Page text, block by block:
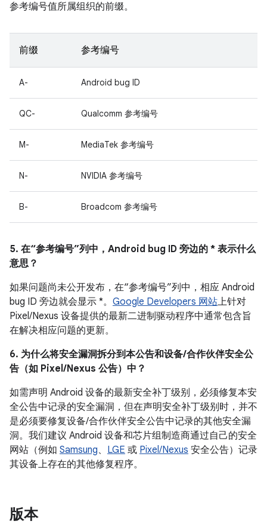
参考编号值所属组织的前缀。
前缀 参考编号
A- Android bug ID
QC- Qualcomm 参考编号
M- MediaTek 参考编号
N- NVIDIA 参考编号
B- Broadcom 参考编号
5. 在“参考编号”列中，Android bug ID 旁边的 * 表示什么
意思？
如果问题尚未公开发布，在“参考编号”列中，相应 Android
bug ID 旁边就会显示 *。 Google Developers 网站上针对
Pixel/Nexus 设备提供的最新二进制驱动程序中通常包含旨
在解决相应问题的更新。
6. 为什么将安全漏洞拆分到本公告和设备/合作伙伴安全公
告（如 Pixel/Nexus 公告）中？
如需声明 Android 设备的最新安全补丁级别，必须修复本安
全公告中记录的安全漏洞，但在声明安全补丁级别时，并不
是必须要修复设备/合作伙伴安全公告中记录的其他安全漏
洞。我们建议 Android 设备和芯片组制造商通过自己的安全
网站（例如 Samsung、 LGE 或 Pixel/Nexus 安全公告）记录
其设备上存在的其他修复程序。
版本